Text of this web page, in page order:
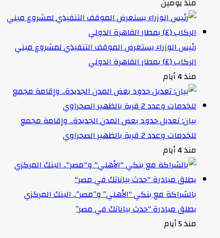
رئيس الوزراء يستعرض الموقف التنفيذي لمشروع مبني
الركاب (٤) بمطار القاهرة الدولي
منذ 4 أيام
بيان: تعديل حدود بعض المدن الجديدة.. وإقامة مجمع
للخدمات وعدد 2 قرية بالظهير الصحراوي
منذ 4 أيام
بالشراكة مع بنكي “الأهلي” و”مصر”.. البنك المركزي
يطلق مبادرة “حدث بياناتك في مصر”
منذ 5 أيام